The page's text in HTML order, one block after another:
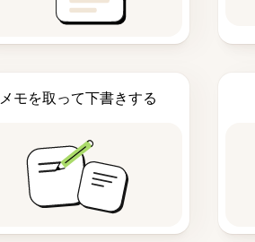
メモを取って下書きする